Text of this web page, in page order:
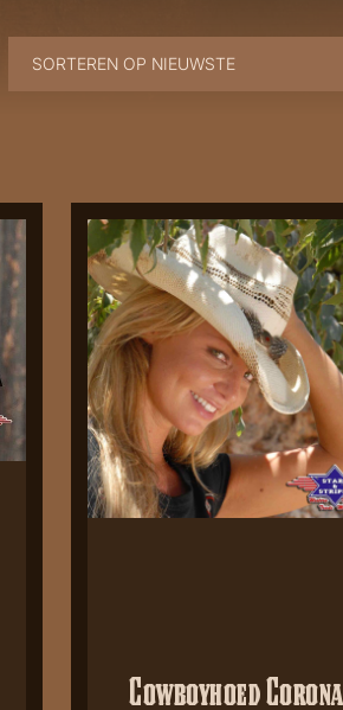
Cowboyhoed Corona